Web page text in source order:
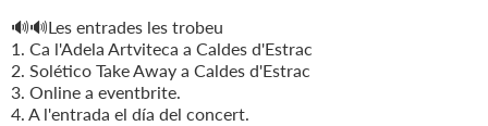
🔊🔊Les entrades les trobeu
1. Ca l'Adela Artviteca a Caldes d'Estrac
2. Solético Take Away a Caldes d'Estrac
3. Online a eventbrite.
4. A l'entrada el día del concert.